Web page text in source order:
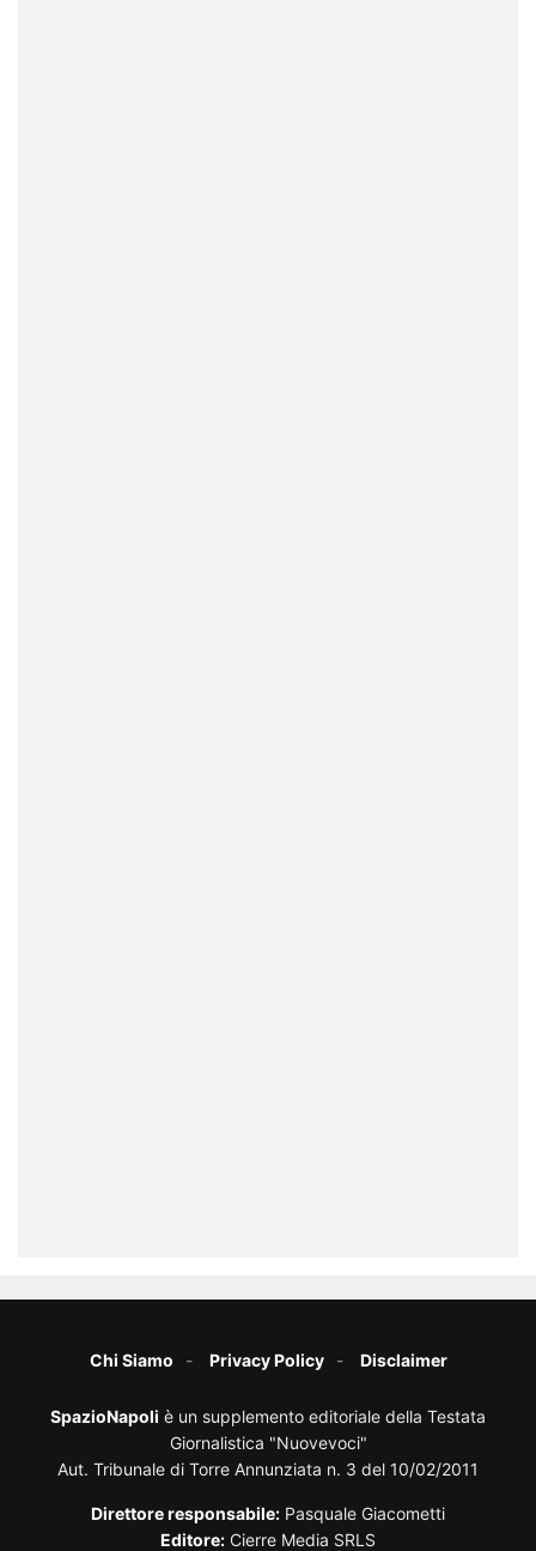
Chi Siamo Privacy Policy Disclaimer
SpazioNapoli è un supplemento editoriale della Testata
Giornalistica "Nuovevoci"
Aut. Tribunale di Torre Annunziata n. 3 del 10/02/2011
Direttore responsabile: Pasquale Giacometti
Editore: Cierre Media SRLS